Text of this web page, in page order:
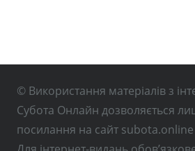
© Використання матеріалів з
Субота Онлайн дозволяється
посилання на сайт subota.online